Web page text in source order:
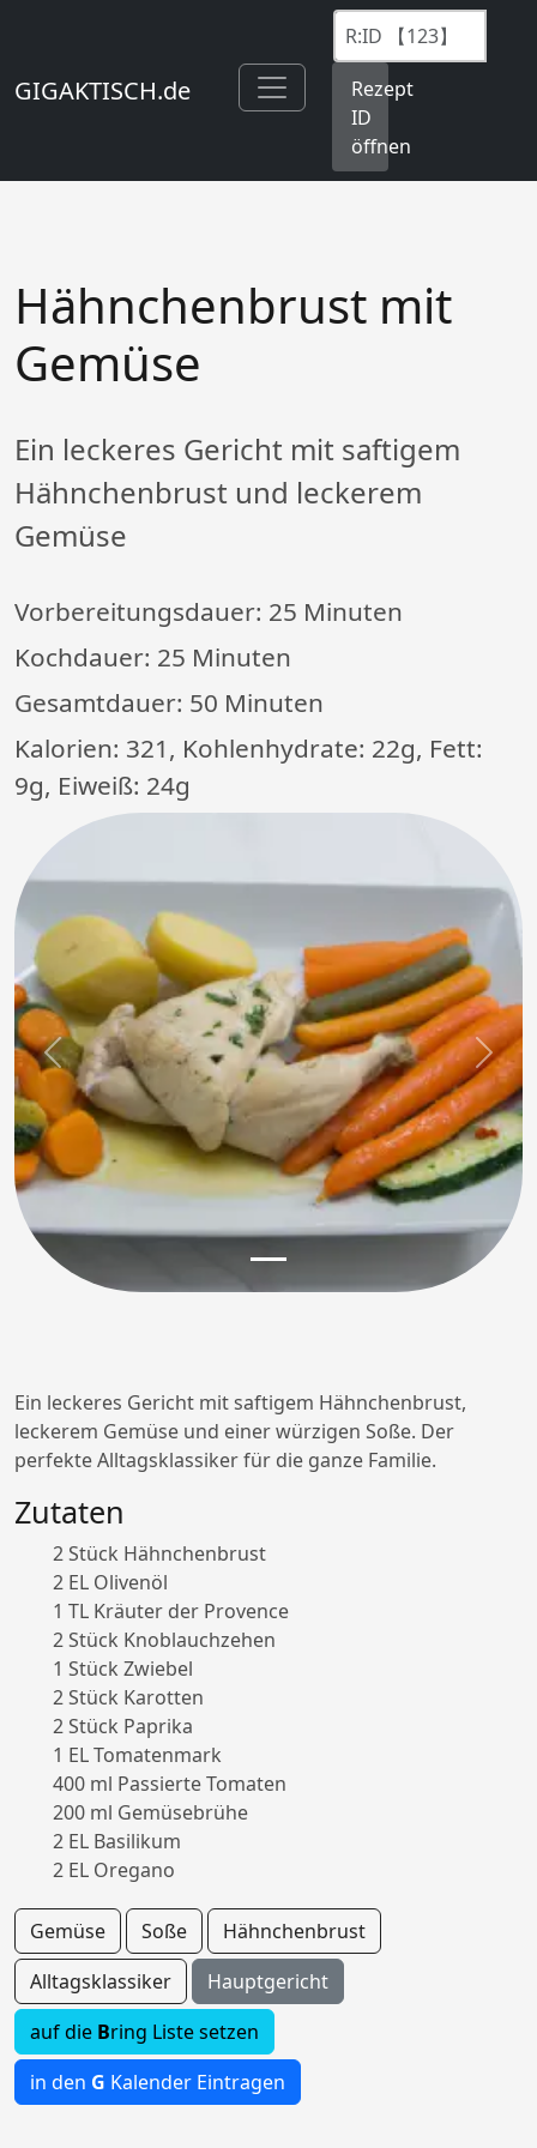
GIGAKTISCH.de
Rezept
ID
öffnen
Hähnchenbrust mit
Gemüse
Ein leckeres Gericht mit saftigem
Hähnchenbrust und leckerem
Gemüse
Vorbereitungsdauer: 25 Minuten
Kochdauer: 25 Minuten
Gesamtdauer: 50 Minuten
Kalorien: 321, Kohlenhydrate: 22g, Fett:
9g, Eiweiß: 24g
Previous Next
Ein leckeres Gericht mit saftigem Hähnchenbrust,
leckerem Gemüse und einer würzigen Soße. Der
perfekte Alltagsklassiker für die ganze Familie.
Zutaten
2 Stück Hähnchenbrust
2 EL Olivenöl
1 TL Kräuter der Provence
2 Stück Knoblauchzehen
1 Stück Zwiebel
2 Stück Karotten
2 Stück Paprika
1 EL Tomatenmark
400 ml Passierte Tomaten
200 ml Gemüsebrühe
2 EL Basilikum
2 EL Oregano
Gemüse Soße
Hähnchenbrust
Alltagsklassiker
Hauptgericht
auf die Bring Liste setzen
in den G Kalender Eintragen